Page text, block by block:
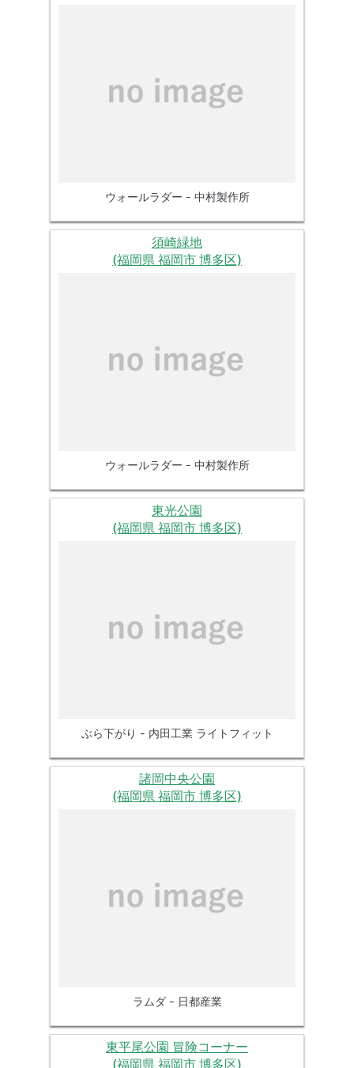
ウォールラダー - 中村製作所
須崎緑地
(福岡県 福岡市 博多区)
ウォールラダー - 中村製作所
東光公園
(福岡県 福岡市 博多区)
ぶら下がり - 内田工業 ライトフィット
諸岡中央公園
(福岡県 福岡市 博多区)
ラムダ - 日都産業
東平尾公園 冒険コーナー
(福岡県 福岡市 博多区)